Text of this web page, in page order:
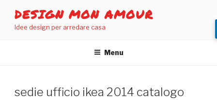
contenuto
DESIGN MON AMOUR
Idee design per arredare casa
Menu
sedie ufficio ikea 2014 catalogo